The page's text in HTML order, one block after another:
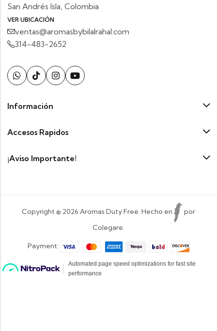
San Andrés Isla, Colombia
VER UBICACIÓN
ventas@aromasbybilalrahal.com
314-483-2652
Información
Accesos Rapidos
¡Aviso Importante!
Copyright © 2026 Aromas Duty Free. Hecho en
por
Colegare.
Payment: